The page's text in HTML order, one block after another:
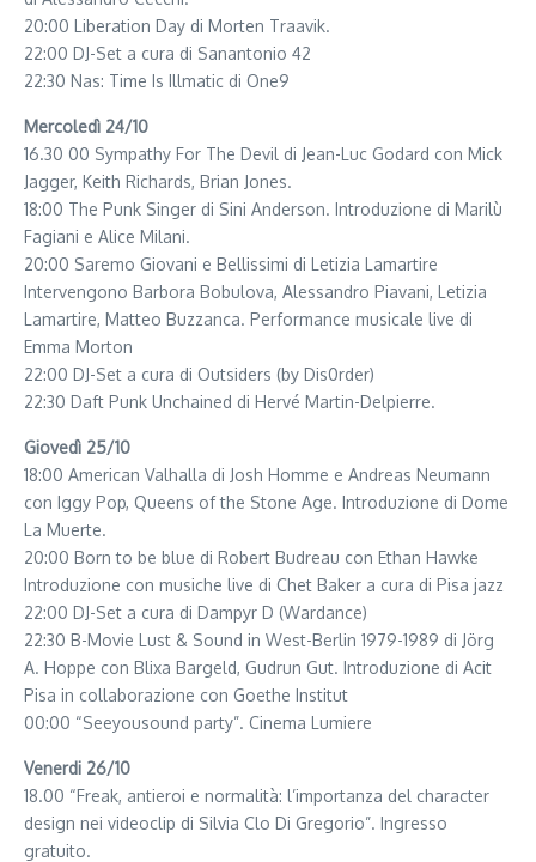
20:00 Liberation Day di Morten Traavik.
22:00 DJ-Set a cura di Sanantonio 42
22:30 Nas: Time Is Illmatic di One9
Mercoledì 24/10
16.30 00 Sympathy For The Devil di Jean-Luc Godard con Mick
Jagger, Keith Richards, Brian Jones.
18:00 The Punk Singer di Sini Anderson. Introduzione di Marilù
Fagiani e Alice Milani.
20:00 Saremo Giovani e Bellissimi di Letizia Lamartire
Intervengono Barbora Bobulova, Alessandro Piavani, Letizia
Lamartire, Matteo Buzzanca. Performance musicale live di
Emma Morton
22:00 DJ-Set a cura di Outsiders (by Dis0rder)
22:30 Daft Punk Unchained di Hervé Martin-Delpierre.
Giovedì 25/10
18:00 American Valhalla di Josh Homme e Andreas Neumann
con Iggy Pop, Queens of the Stone Age. Introduzione di Dome
La Muerte.
20:00 Born to be blue di Robert Budreau con Ethan Hawke
Introduzione con musiche live di Chet Baker a cura di Pisa jazz
22:00 DJ-Set a cura di Dampyr D (Wardance)
22:30 B-Movie Lust & Sound in West-Berlin 1979-1989 di Jörg
A. Hoppe con Blixa Bargeld, Gudrun Gut. Introduzione di Acit
Pisa in collaborazione con Goethe Institut
00:00 “Seeyousound party”. Cinema Lumiere
Venerdi 26/10
18.00 “Freak, antieroi e normalità: l’importanza del character
design nei videoclip di Silvia Clo Di Gregorio”. Ingresso
gratuito.